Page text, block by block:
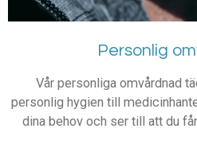
Personlig
Vår personliga omvårdnad
personlig hygien till
dina behov och ser till att du